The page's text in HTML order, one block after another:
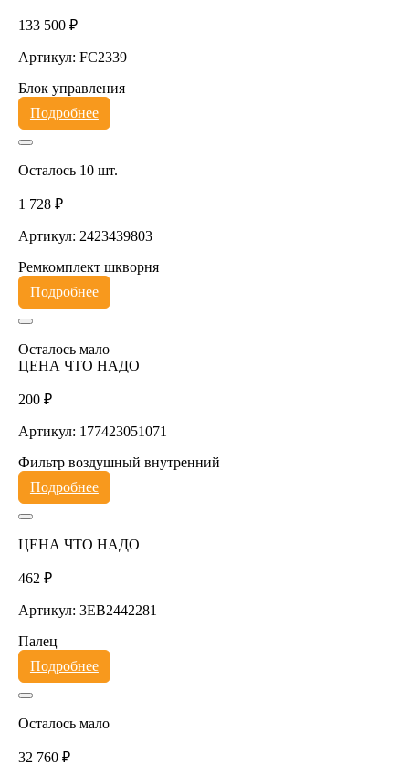
133 500 ₽
Артикул: FC2339
Блок управления
Подробнее
Осталось 10 шт.
1 728 ₽
Артикул: 2423439803
Ремкомплект шкворня
Подробнее
Осталось мало
ЦЕНА ЧТО НАДО
200 ₽
Артикул: 177423051071
Фильтр воздушный внутренний
Подробнее
ЦЕНА ЧТО НАДО
462 ₽
Артикул: 3EB2442281
Палец
Подробнее
Осталось мало
32 760 ₽